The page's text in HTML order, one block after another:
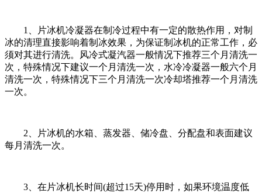
1、片冰机冷凝器在制冷过程中有一定的散热作用，对制
冰的清理直接影响着制冰效果，为保证制冰机的正常工作，必
须对其进行清洗。风冷式凝汽器一般情况下推荐三个月清洗一
次，特殊情况下建议一个月清洗一次，水冷冷凝器一般六个月
清洗一次，特殊情况下三个月清洗一次冷却塔推荐一个月清洗
一次。
2、片冰机的水箱、蒸发器、储冷盘、分配盘和表面建议
每月清洗一次。
3、在片冰机长时间(超过15天)停用时，如果环境温度低